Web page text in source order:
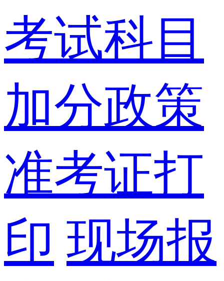
考试科目
加分政策
准考证打
印 现场报